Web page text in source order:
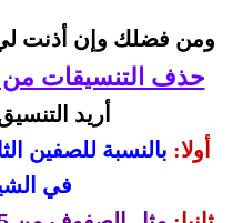
ومن فضلك وإن أذنت
حذف التنسيقات
أريد
أولا: بالنسبة للصفين
في